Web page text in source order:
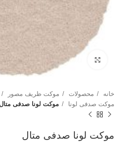
بزرگنمایی تصویر
خانه محصولات موکت ظریف مصور
موکت صدفی لونا
موکت لونا صدفی متال
موکت لونا صدفی متال